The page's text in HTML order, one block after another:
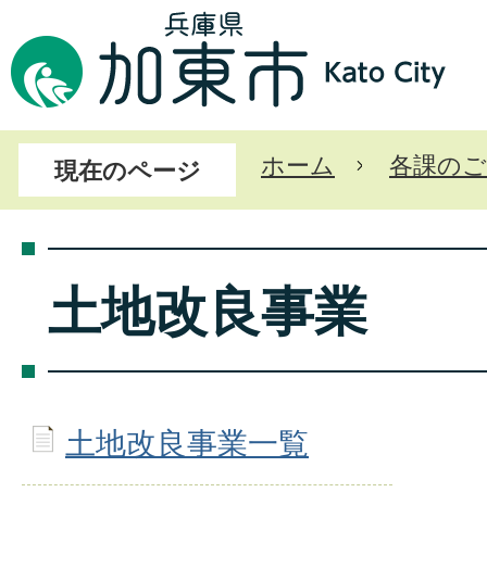
現在のページ ホーム 各課の
土地改良事業
土地改良事業一覧